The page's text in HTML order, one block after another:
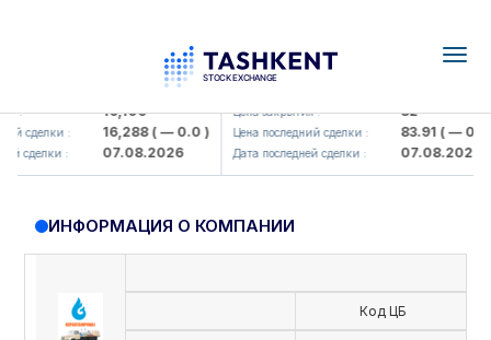
: 16,100
сделки : 16,288( — 0.0 )
сделки : 07.08.2026
KFSK (<Kafolat sug'urta
Цена закрытия : 82
Цена последний сделки : 83.91( — 0.0 )
Дата последней сделки : 07.08.2026
ИНФОРМАЦИЯ О КОМПАНИИ
Код ЦБ